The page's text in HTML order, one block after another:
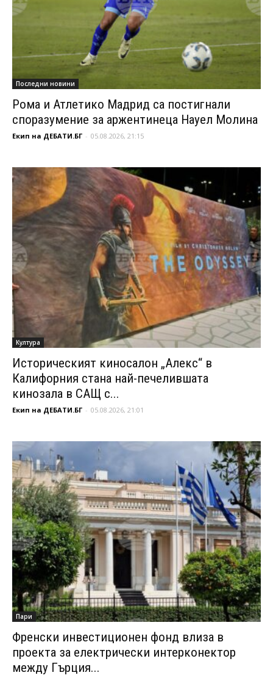
Последни новини
Рома и Атлетико Мадрид са постигнали
споразумение за аржентинеца Науел Молина
Екип на ДЕБАТИ.БГ - 05.08.2026, 21:15
Култура
Историческият киносалон „Алекс“ в
Калифорния стана най-печелившата
кинозала в САЩ с...
Екип на ДЕБАТИ.БГ - 05.08.2026, 21:01
Пари
Френски инвестиционен фонд влиза в
проекта за електрически интерконектор
между Гърция...